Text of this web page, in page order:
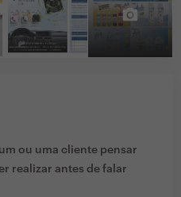
ou uma cliente pensar
realizar antes de falar